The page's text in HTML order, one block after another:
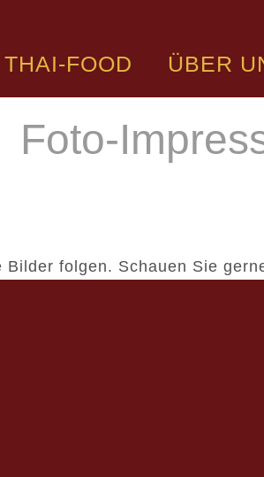
THAI-FOOD ÜBER
Foto-
Bilder folgen. Schauen Sie